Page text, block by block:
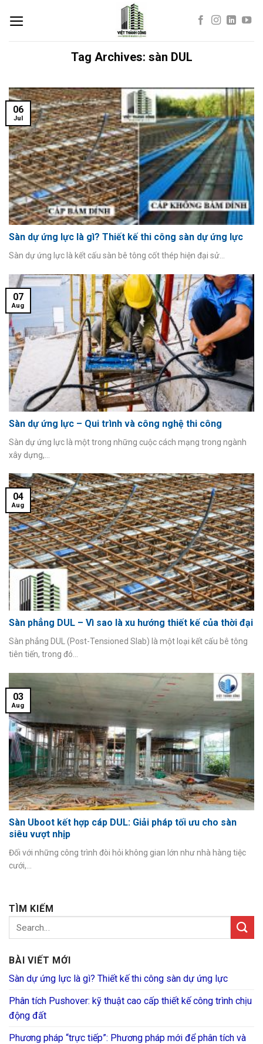
Tag Archives: sàn DUL
Sàn dự ứng lực là gì? Thiết kế thi công sàn dự ứng lực
Sàn dự ứng lực là kết cấu sàn bê tông cốt thép hiện đại sử...
06
Jul
Sàn dự ứng lực – Qui trình và công nghệ thi công
Sàn dự ứng lực là một trong những cuộc cách mạng trong ngành
xây dựng,...
07
Aug
Sàn phẳng DUL – Vì sao là xu hướng thiết kế của thời đại
Sàn phẳng DUL (Post-Tensioned Slab) là một loại kết cấu bê tông
tiên tiến, trong đó...
04
Aug
Sàn Uboot kết hợp cáp DUL: Giải pháp tối ưu cho sàn
siêu vượt nhịp
Đối với những công trình đòi hỏi không gian lớn như nhà hàng tiệc
cưới,...
03
Aug
TÌM KIẾM
BÀI VIẾT MỚI
Sàn dự ứng lực là gì? Thiết kế thi công sàn dự ứng lực
Phân tích Pushover: kỹ thuật cao cấp thiết kế công trình chịu
động đất
Phương pháp “trực tiếp”: Phương pháp mới để phân tích và